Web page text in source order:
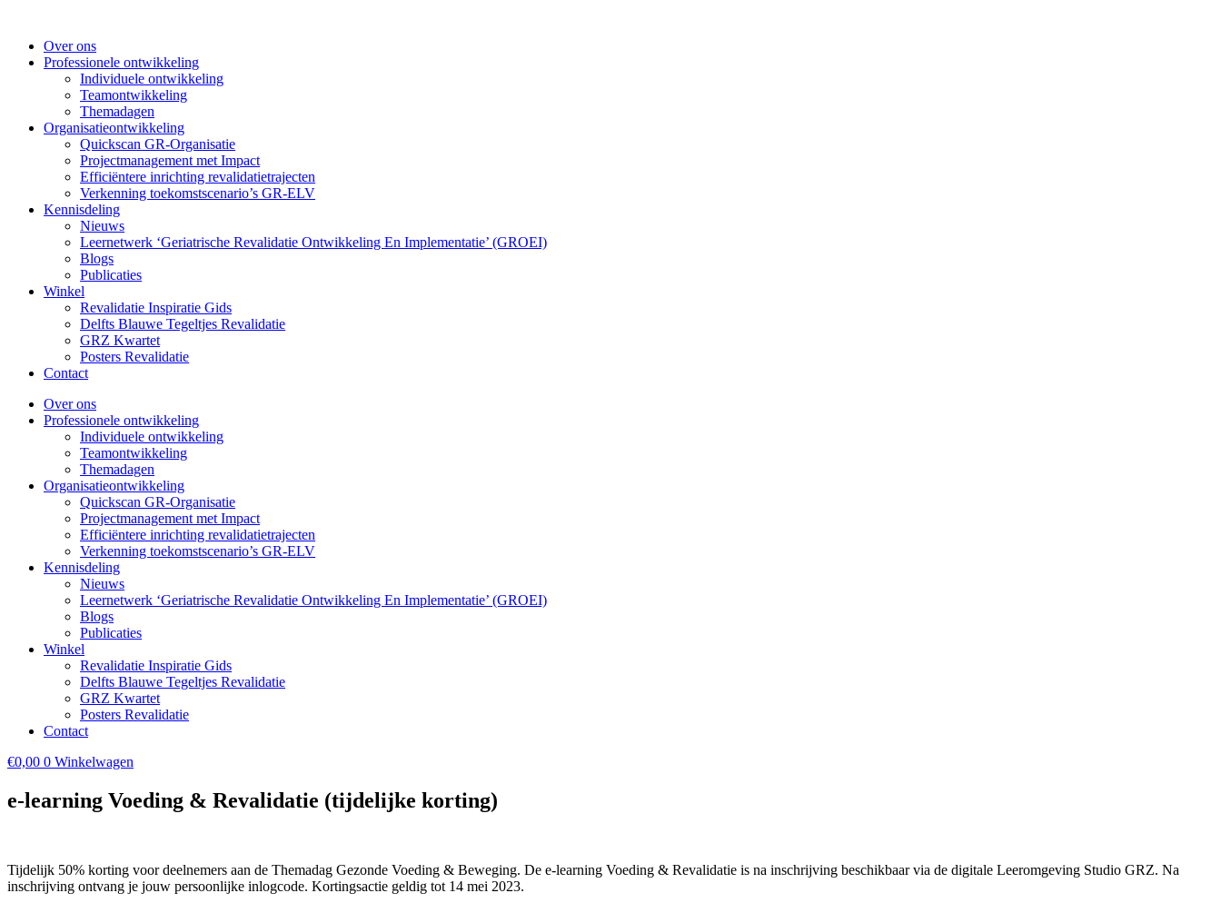
inhoud
Over ons
Professionele ontwikkeling
Individuele ontwikkeling
Teamontwikkeling
Themadagen
Organisatieontwikkeling
Quickscan GR-Organisatie
Projectmanagement met Impact
Efficiëntere inrichting revalidatietrajecten
Verkenning toekomstscenario’s GR-ELV
Kennisdeling
Nieuws
Leernetwerk ‘Geriatrische Revalidatie Ontwikkeling En Implementatie’ (GROEI)
Blogs
Publicaties
Winkel
Revalidatie Inspiratie Gids
Delfts Blauwe Tegeltjes Revalidatie
GRZ Kwartet
Posters Revalidatie
Contact
Over ons
Professionele ontwikkeling
Individuele ontwikkeling
Teamontwikkeling
Themadagen
Organisatieontwikkeling
Quickscan GR-Organisatie
Projectmanagement met Impact
Efficiëntere inrichting revalidatietrajecten
Verkenning toekomstscenario’s GR-ELV
Kennisdeling
Nieuws
Leernetwerk ‘Geriatrische Revalidatie Ontwikkeling En Implementatie’ (GROEI)
Blogs
Publicaties
Winkel
Revalidatie Inspiratie Gids
Delfts Blauwe Tegeltjes Revalidatie
GRZ Kwartet
Posters Revalidatie
Contact
€0,00 0 Winkelwagen
e-learning Voeding & Revalidatie (tijdelijke korting)
Tijdelijk 50% korting voor deelnemers aan de Themadag Gezonde Voeding & Beweging. De e-learning Voeding & Revalidatie is na inschrijving beschikbaar via de digitale Leeromgeving Studio GRZ. Na
inschrijving ontvang je jouw persoonlijke inlogcode. Kortingsactie geldig tot 14 mei 2023.